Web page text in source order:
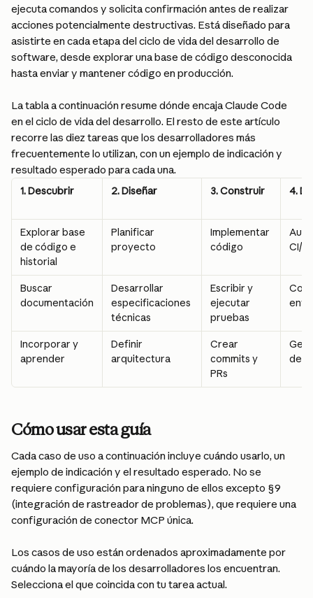
ejecuta comandos y solicita confirmación antes de realizar
acciones potencialmente destructivas. Está diseñado para
asistirte en cada etapa del ciclo de vida del desarrollo de
software, desde explorar una base de código desconocida
hasta enviar y mantener código en producción.
La tabla a continuación resume dónde encaja Claude Code
en el ciclo de vida del desarrollo. El resto de este artículo
recorre las diez tareas que los desarrolladores más
frecuentemente lo utilizan, con un ejemplo de indicación y
resultado esperado para cada una.
1. Descubrir 2. Diseñar 3. Construir 4.
Explorar base
de código e
historial
Planificar
proyecto
Implementar
código
CI/
Buscar
documentación
Desarrollar
especificaciones
técnicas
Escribir y
ejecutar
pruebas
Incorporar y
aprender
Definir
arquitectura
Crear
commits y
PRs
Cómo usar esta guía
Cada caso de uso a continuación incluye cuándo usarlo, un
ejemplo de indicación y el resultado esperado. No se
requiere configuración para ninguno de ellos excepto §9
(integración de rastreador de problemas), que requiere una
configuración de conector MCP única.
Los casos de uso están ordenados aproximadamente por
cuándo la mayoría de los desarrolladores los encuentran.
Selecciona el que coincida con tu tarea actual.